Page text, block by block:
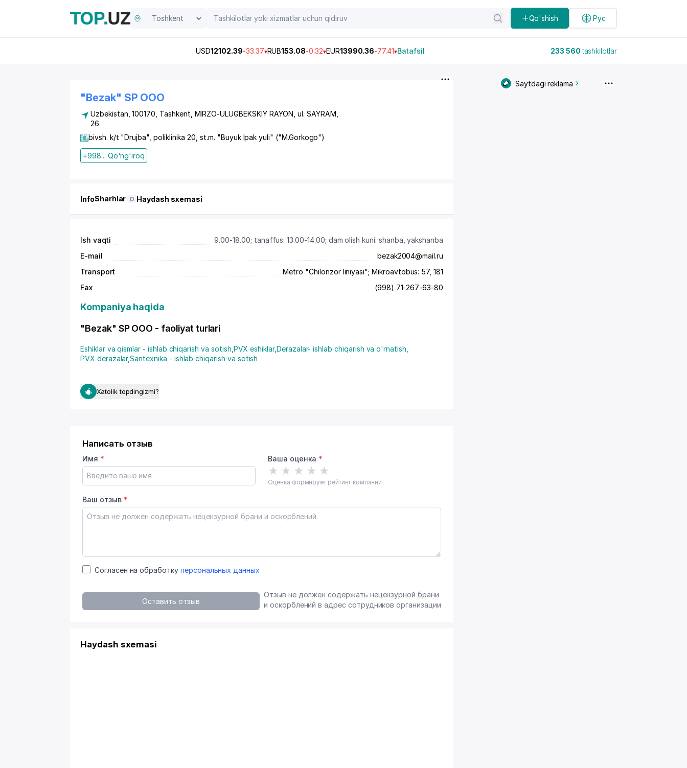
Qo'shish Рус
USD12102.39-33.37 RUB153.08-0.32 EUR13990.36-77.41 Batafsil 233 560tashkilotlar
"Bezak" SP OOO
Uzbekistan, 100170, Tashkent MIRZO-ULUGBEKSKIY RAYON , ul. SAYRAM,
26
bivsh. k/t "Drujba", poliklinika 20, st.m. "Buyuk Ipak yuli" ("M.Gorkogo")
+998... Qo'ng'iroq
InfoSharhlar 0 Haydash sxemasi
Ish vaqti
9.00-18.00; tanaffus: 13.00-14.00; dam olish kuni: shanba, yakshanba
E-mail
bezak2004@mail.ru
Transport
Metro "Chilonzor liniyasi"; Mikroavtobus: 57, 181
Fax
(998) 71-267-63-80
Kompaniya haqida
"Bezak" SP OOO - faoliyat turlari
Eshiklar va qismlar - ishlab chiqarish va sotish PVX eshiklar,Derazalar- ishlab chiqarish va o'rnatish
PVX derazalar,Santexnika - ishlab chiqarish va sotish
Xatolik topdingizmi?
Написать отзыв
Имя * Ваша оценка *
★ ★ ★ ★ ★
Оценка формирует рейтинг компании
Ваш отзыв *
Согласен на обработку персональных данных
Оставить отзыв
Отзыв не должен содержать нецензурной брани
и оскорблений в адрес сотрудников организации
Haydash sxemasi
Saytdagi reklama